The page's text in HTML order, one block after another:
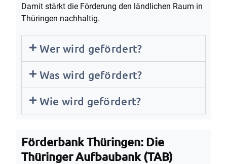
Damit stärkt die Förderung den ländlichen Raum in
Thüringen nachhaltig.
Wer wird gefördert?
Was wird gefördert?
Wie wird gefördert?
Förderbank Thüringen: Die
Thüringer Aufbaubank (TAB)